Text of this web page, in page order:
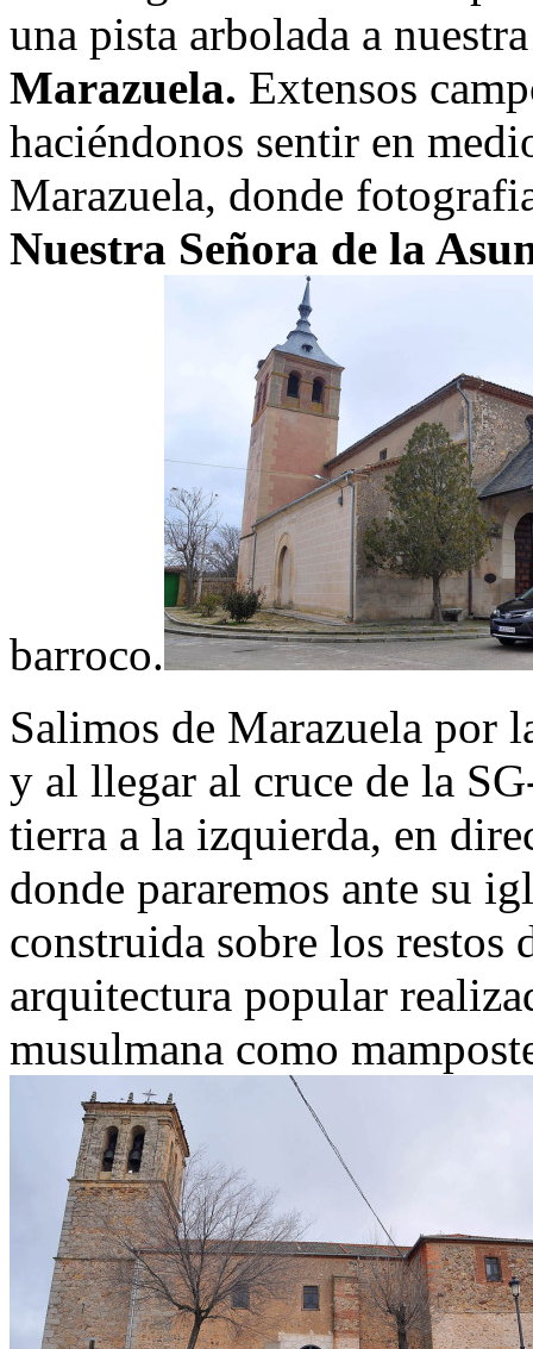
una pista arbolada a
Marazuela. Extensos
haciéndonos sentir en
Marazuela, donde
Nuestra Señora de la
barroco.
Salimos de Marazuela por
y al llegar al cruce de la
tierra a la izquierda, en
donde pararemos ante su
construida sobre los restos
arquitectura popular
musulmana como